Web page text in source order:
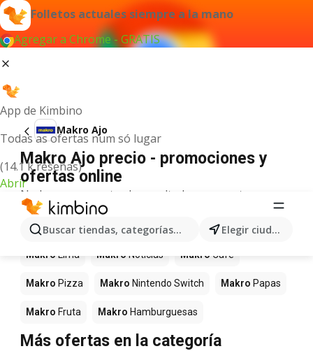
Folletos actuales siempre a la mano
Agregar a Chrome - GRATIS
App de Kimbino
Todas as ofertas num só lugar
(14.1 k reseñas)
Abrir
Buscar tiendas, categorías, productos... Elegir ciudad
Makro Ajo
Makro Ajo precio - promociones y
ofertas online
No hemos encontrado resultados para este
término.
Más productos en tiendas Makro
Makro Lima Makro Noticias Makro Café
Makro Pizza Makro Nintendo Switch Makro Papas
Makro Fruta Makro Hamburguesas
Más ofertas en la categoría